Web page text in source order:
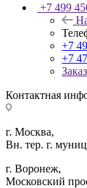
+7 499
+7
+7
Контактная
г. Москва,
Вн. тер. г.
г. Воронеж,
​Московский